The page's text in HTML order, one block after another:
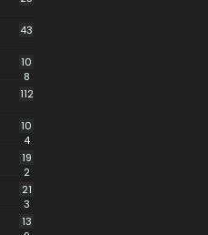
43
10
8
112
10
4
19
2
21
3
13